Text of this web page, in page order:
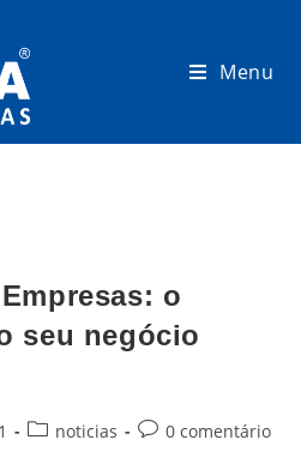
Menu
o
seu negócio
noticias 0 comentário